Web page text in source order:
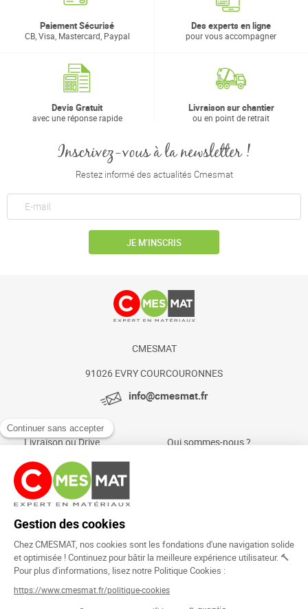
Paiement Sécurisé
CB, Visa, Mastercard, Paypal
Des experts en ligne
pour vous accompagner
Devis Gratuit
avec une réponse rapide
Livraison sur chantier
ou en point de retrait
Inscrivez-vous à la newsletter !
Restez informé des actualités Cmesmat
JE M’INSCRIS
CMESMAT
91026 EVRY COURCOURONNES
info@cmesmat.fr
Livraison ou Drive
Paiement sécurisé
Foire aux questions
Qui sommes-nous ?
Rejoignez la
communauté !